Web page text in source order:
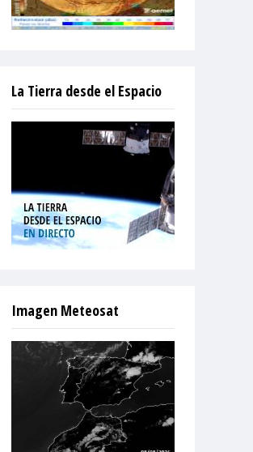
La Tierra desde el Espacio
Imagen Meteosat